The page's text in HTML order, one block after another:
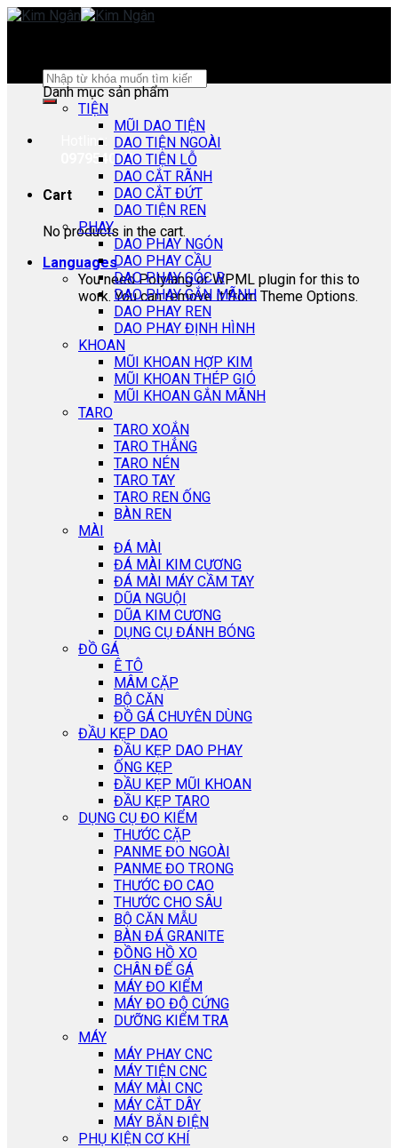
Skip
Search
for:
Hotline:
0979540178
Cart
No products in the cart.
Languages
You need Polylang or WPML plugin for this to
work. You can remove it from Theme Options.
Danh mục sản phẩm
TIỆN
MŨI DAO TIỆN
DAO TIỆN NGOÀI
DAO TIỆN LỖ
DAO CẮT RÃNH
DAO CẮT ĐỨT
DAO TIỆN REN
PHAY
DAO PHAY NGÓN
DAO PHAY CẦU
DAO PHAY GÓC R
DAO PHAY GẮN MÃNH
DAO PHAY REN
DAO PHAY ĐỊNH HÌNH
KHOAN
MŨI KHOAN HỢP KIM
MŨI KHOAN THÉP GIÓ
MŨI KHOAN GẮN MÃNH
TARO
TARO XOẮN
TARO THẲNG
TARO NÉN
TARO TAY
TARO REN ỐNG
BÀN REN
MÀI
ĐÁ MÀI
ĐÁ MÀI KIM CƯƠNG
ĐÁ MÀI MÁY CẦM TAY
DŨA NGUỘI
DŨA KIM CƯƠNG
DỤNG CỤ ĐÁNH BÓNG
ĐỒ GÁ
Ê TÔ
MÂM CẶP
BỘ CĂN
ĐỒ GÁ CHUYÊN DÙNG
ĐẦU KẸP DAO
ĐẦU KẸP DAO PHAY
ỐNG KẸP
ĐẦU KẸP MŨI KHOAN
ĐẦU KẸP TARO
DỤNG CỤ ĐO KIỂM
THƯỚC CẶP
PANME ĐO NGOÀI
PANME ĐO TRONG
THƯỚC ĐO CAO
THƯỚC CHO SÂU
BỘ CĂN MẪU
BÀN ĐÁ GRANITE
ĐỒNG HỒ XO
CHÂN ĐẾ GÁ
MÁY ĐO KIỂM
MÁY ĐO ĐỘ CỨNG
DƯỠNG KIỂM TRA
MÁY
MÁY PHAY CNC
MÁY TIỆN CNC
MÁY MÀI CNC
MÁY CẮT DÂY
MÁY BẮN ĐIỆN
PHỤ KIỆN CƠ KHÍ